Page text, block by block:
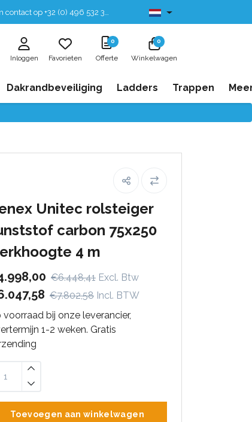
op +32 (0) 496 532 330 Leverbaar uit voorraad
Inloggen Favorieten
0
Offerte
0
Winkelwagen
Dakrandbeveiliging Ladders Trappen
Unitec rolsteiger
carbon 75x250
4 m
€6.448,41 Excl. Btw
€7.802,58 Incl. BTW
voorraad bij onze leverancier,
1-2 weken. Gratis
Toevoegen aan winkelwagen